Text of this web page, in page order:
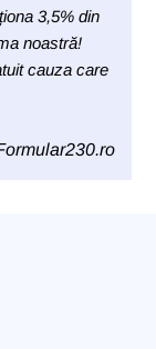
3,5% din
noastră!
cauza care